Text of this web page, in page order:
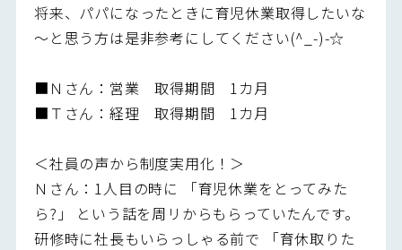
将来、パパになったときに育児休業取得したいな
～と思う方は是非参考にしてください(^_-)-☆
■Ｎさん：営業 取得期間 1カ月
■Ｔさん：経理 取得期間 1カ月
＜社員の声から制度実用化！＞
Ｎさん：1人目の時に 「育児休業をとってみた
ら?」 という話を周リからもらっていたんです。
研修時に社長もいらっしゃる前で 「育休取りた